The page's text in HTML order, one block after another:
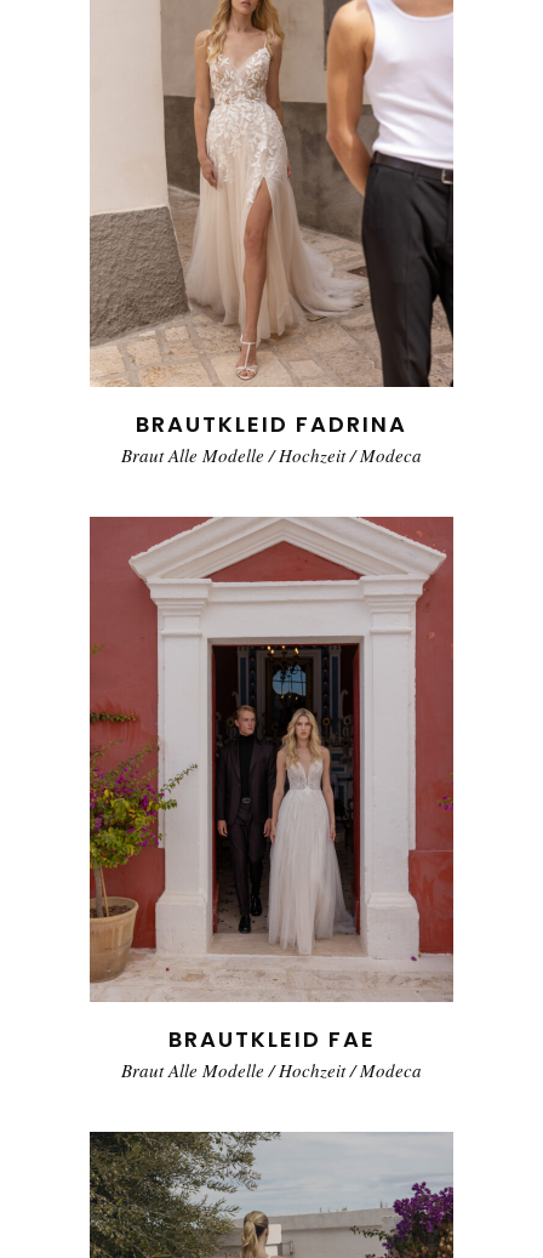
BRAUTKLEID FADRINA
Braut Alle Modelle /Hochzeit/Modeca
BRAUTKLEID FAE
Braut Alle Modelle /Hochzeit/Modeca